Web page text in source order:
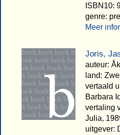
ISBN10:
genre:
Meer
Joris,
auteur:
land:
vertaald
Barbara
vertaling
Julia,
uitgever: